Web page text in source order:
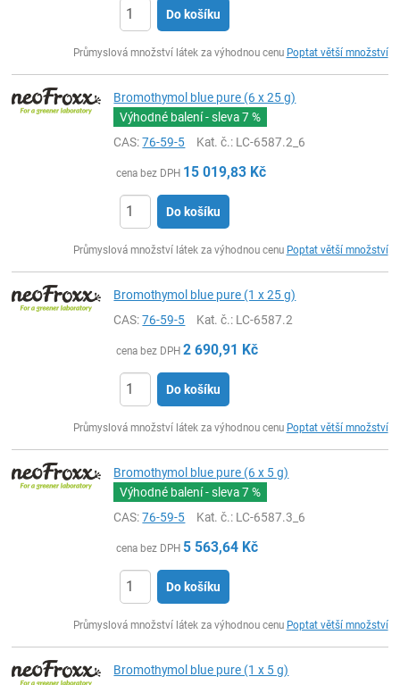
Do košíku
Průmyslová množství látek za výhodnou cenu Poptat větší množství
Bromothymol blue pure (6 x 25 g)
Výhodné balení - sleva7 %
CAS:76-59-5 Kat. č.: LC-6587.2_6
cena bez DPH 15 019,83 Kč
Do košíku
Průmyslová množství látek za výhodnou cenu Poptat větší množství
Bromothymol blue pure (1 x 25 g)
CAS:76-59-5 Kat. č.: LC-6587.2
cena bez DPH 2 690,91 Kč
Do košíku
Průmyslová množství látek za výhodnou cenu Poptat větší množství
Bromothymol blue pure (6 x 5 g)
Výhodné balení - sleva7 %
CAS:76-59-5 Kat. č.: LC-6587.3_6
cena bez DPH 5 563,64 Kč
Do košíku
Průmyslová množství látek za výhodnou cenu Poptat větší množství
Bromothymol blue pure (1 x 5 g)